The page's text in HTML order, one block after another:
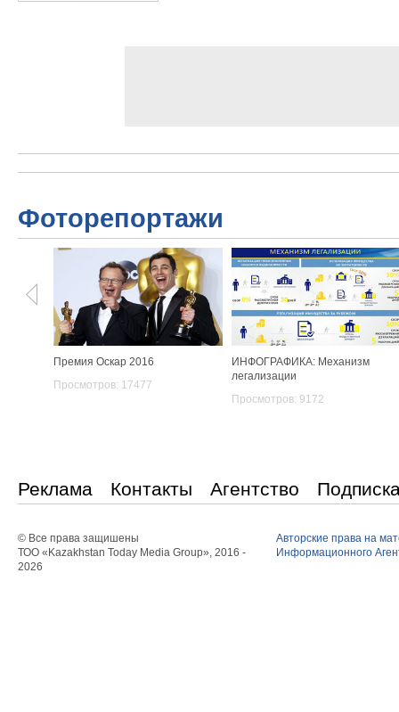
Фоторепортажи
Премия Оскар 2016
Просмотров: 17477
ИНФОГРАФИКА: Механизм
легализации
Просмотров: 9172
Реклама Контакты Агентство
© Все права защишены
ТОО «Kazakhstan Today Media Group», 2016 -
2026
Авторские права на
Информационного